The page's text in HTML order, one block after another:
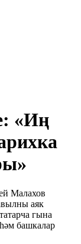
«Иң
Малахов
аяк
гына
башкалар